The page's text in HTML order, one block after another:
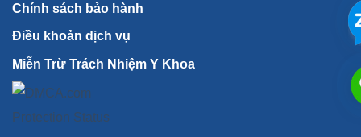
Chính sách bảo hành
Điều khoản dịch vụ
Miễn Trừ Trách Nhiệm Y Khoa